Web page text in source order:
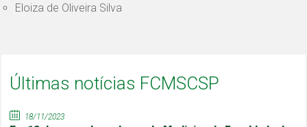
Eloiza de Oliveira Silva
Últimas notícias FCMSCSP
18/11/2023